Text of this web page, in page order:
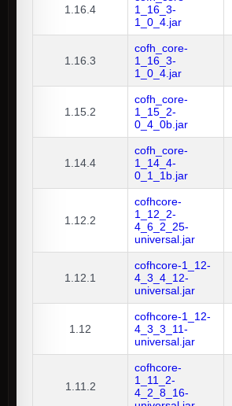
1.16.4
1_16_3-
1_0_4.jar
1.16.3
cofh_core-
1_16_3-
1_0_4.jar
1.15.2
cofh_core-
1_15_2-
0_4_0b.jar
1.14.4
cofh_core-
1_14_4-
0_1_1b.jar
1.12.2
cofhcore-
1_12_2-
4_6_2_25-
universal.jar
1.12.1
cofhcore-1_12-
4_3_4_12-
universal.jar
1.12
cofhcore-1_12-
4_3_3_11-
universal.jar
1.11.2
cofhcore-
1_11_2-
4_2_8_16-